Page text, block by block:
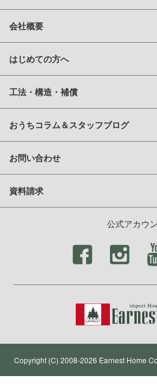
会社概要
はじめての方へ
工法・構造・補償
おうちコラム＆スタッフブログ
お問い合わせ
資料請求
公式アカウ
Copyright (C) 2008-2026 Earnest Home